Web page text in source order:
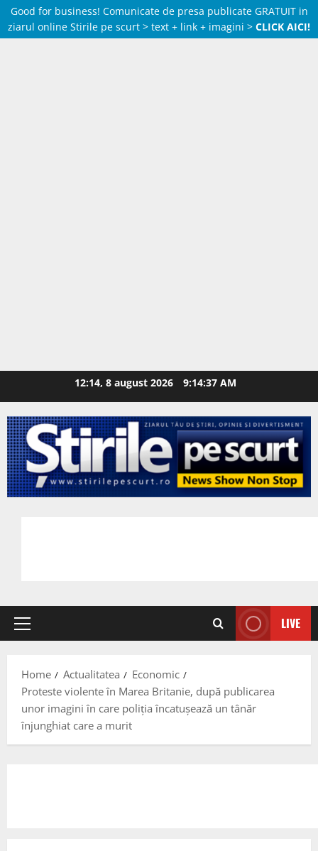
Good for business! Comunicate de presa publicate GRATUIT in
ziarul online Stirile pe scurt > text + link + imagini > CLICK AICI!
12:14, 8 august 2026 9:14:38 AM
Primary
LIVE
Home Actualitatea
Economic
Proteste violente în Marea Britanie, după publicarea
unor imagini în care poliția încatușează un tânăr
înjunghiat care a murit